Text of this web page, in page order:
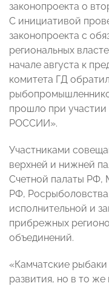
законопроекта о
С инициативой
законопроекта с
региональных
начале августа к
комитета ГД
прошло при
РОССИИ».
Участниками
верхней и нижней
Счетной палаты РФ,
РФ,
исполнительной и
прибрежных
объединений.
«Камчатские
развития, но в то